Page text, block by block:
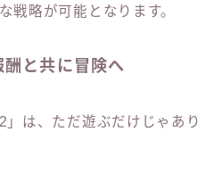
戦略が可能となります。
酬と共に冒険へ
」は、ただ遊ぶだけじゃあり